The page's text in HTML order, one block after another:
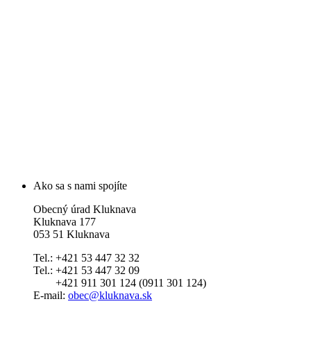
Ako sa s nami spojíte
Obecný úrad Kluknava
Kluknava 177
053 51 Kluknava
Tel.: +421 53 447 32 32
Tel.: +421 53 447 32 09
+421 911 301 124 (0911 301 124)
E-mail: obec@kluknava.sk